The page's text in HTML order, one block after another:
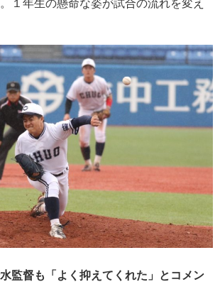
１年生の懸命な姿が試合の流れを変え
監督も「よく抑えてくれた」とコメン